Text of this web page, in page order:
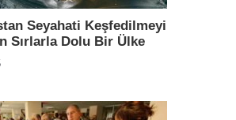
Seyahati Keşfedilmeyi
Sırlarla Dolu Bir Ülke